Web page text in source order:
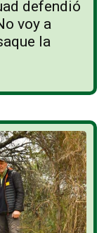
defendió
voy a
la